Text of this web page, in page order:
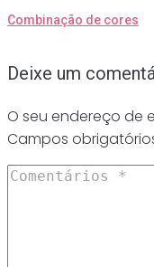
Combinação de cores
Deixe um
O seu endereço de
Campos